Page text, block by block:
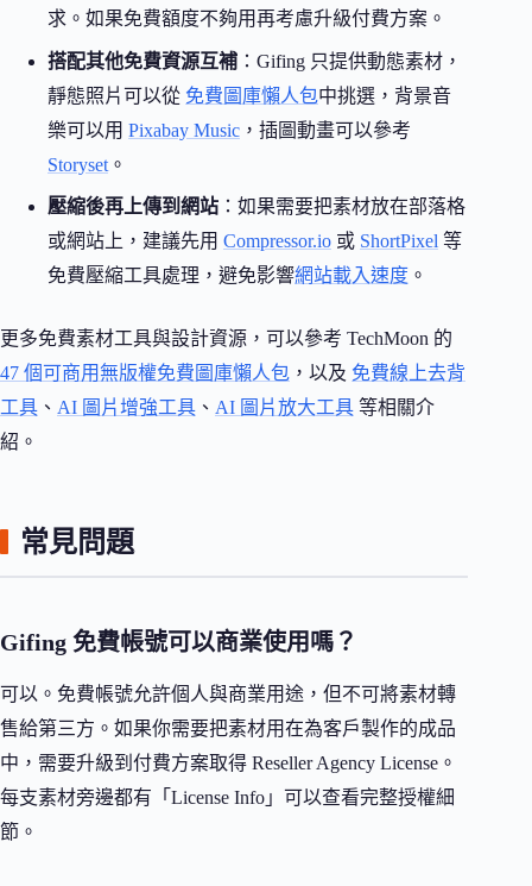
求。如果免費額度不夠用再考慮升級付費方案。
搭配其他免費資源互補 ：Gifing 只提供動態素材，
靜態照片可以從 免費圖庫懶人包中挑選，背景音
樂可以用 Pixabay Music ，插圖動畫可以參考
Storyset 。
壓縮後再上傳到網站 ：如果需要把素材放在部落格
或網站上，建議先用 Compressor.io 或 ShortPixel 等
免費壓縮工具處理，避免影響網站載入速度 。
更多免費素材工具與設計資源，可以參考 TechMoon 的
47 個可商用無版權免費圖庫懶人包 ，以及 免費線上去背
工具 、 AI 圖片增強工具 、 AI 圖片放大工具 等相關介
紹。
常見問題
Gifing 免費帳號可以商業使用嗎？
可以。免費帳號允許個人與商業用途，但不可將素材轉
售給第三方。如果你需要把素材用在為客戶製作的成品
中，需要升級到付費方案取得 Reseller Agency License。
每支素材旁邊都有「License Info」可以查看完整授權細
節。